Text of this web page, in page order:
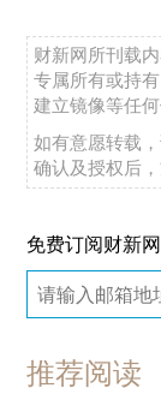
财新网所刊载
专属所有或持
建立镜像等任何
如有意愿转载
确认及授权后，
免费订阅财新
推荐阅读